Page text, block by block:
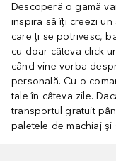
Descoperă o gamă
inspira să îți creezi un
care ți se potrivesc,
cu doar câteva click-
când vine vorba
personală. Cu o
tale în câteva zile.
transportul gratuit
paletele de machiaj și